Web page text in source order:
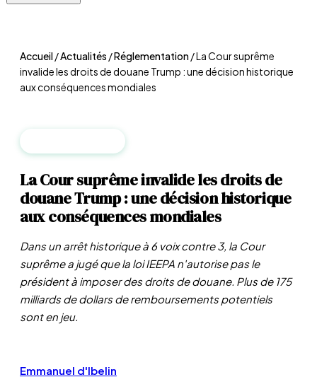
Accueil/Actualités /Réglementation/La Cour suprême
invalide les droits de douane Trump : une décision historique
aux conséquences mondiales
La Cour suprême invalide les droits de
douane Trump : une décision historique
aux conséquences mondiales
Dans un arrêt historique à 6 voix contre 3, la Cour
suprême a jugé que la loi IEEPA n'autorise pas le
président à imposer des droits de douane. Plus de 175
milliards de dollars de remboursements potentiels
sont en jeu.
Emmanuel d'Ibelin